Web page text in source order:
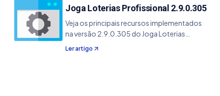
Joga Loterias Profissional 2.9.0.305
Veja os principais recursos implementados
na versão 2.9.0.305 do Joga Loterias
Profissional. - Atualização do Python para a
versão 3.8 - Adicionado o filtro de Linha
Ler artigo